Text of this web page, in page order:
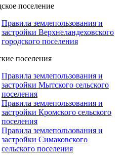
поселение
Правила землепользования и
застройки Верхнеландеховского
городского поселения
поселения
Правила землепользования и
застройки Мытского сельского
поселения
Правила землепользования и
застройки Кромского сельского
поселения
Правила землепользования и
застройки Симаковского
сельского поселения